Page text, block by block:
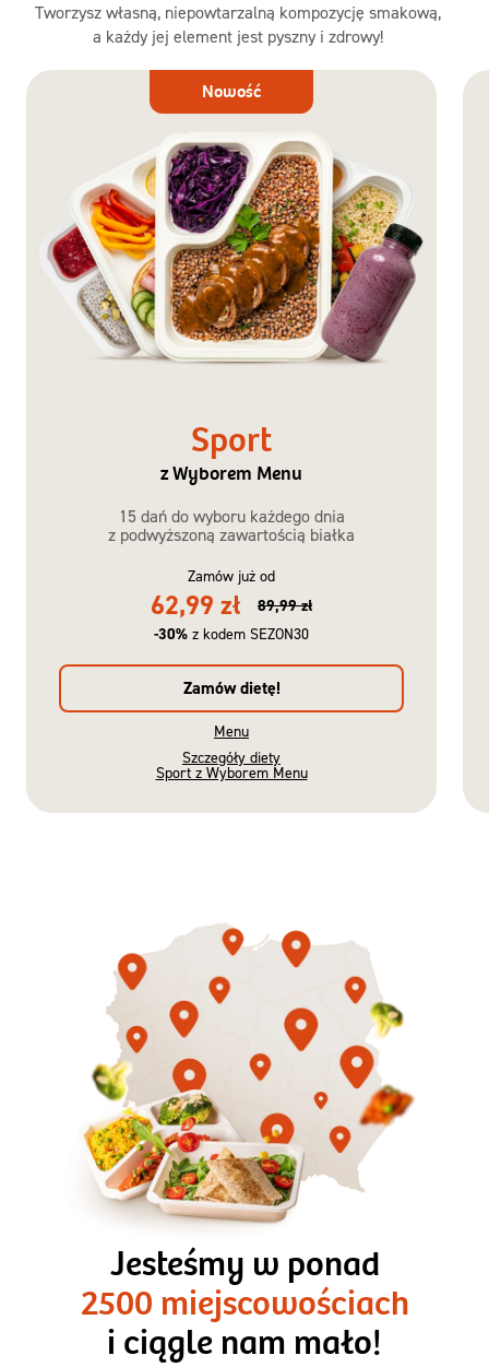
Tworzysz własną, niepowtarzalną kompozycję smakową,
a każdy jej element jest pyszny i zdrowy!
Dieta
Nowość
Sport
z Wyborem Menu
15 dań do wyboru każdego dnia
z podwyższoną zawartością białka
Zamów już od
62,99 zł
89,99 zł
-30% z kodem SEZON30
Zamów dietę!
Menu
Szczegóły diety
Sport z Wyborem Menu
3 razy TAK
1500kcal - 2250kcal
3 sycące posiłki o większej objętości. Mniej dań,
ta sama wygoda!
Jesteśmy w ponad
2500 miejscowościach
i ciągle nam mało!